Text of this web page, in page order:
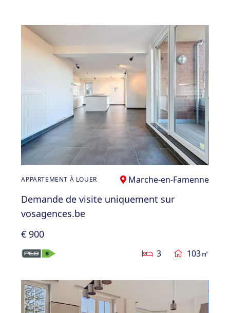
APPARTEMENT À LOUER Marche-en-Famenne
Demande de visite uniquement sur
vosagences.be
€ 900
3 103㎡